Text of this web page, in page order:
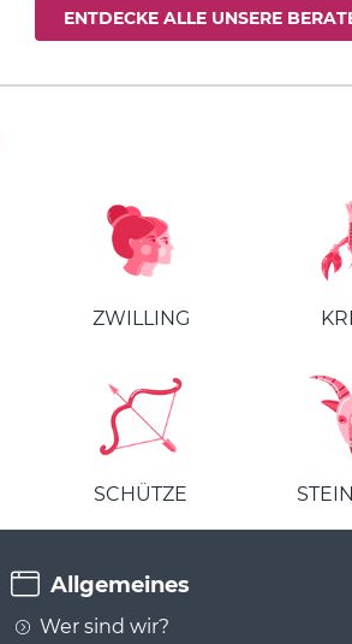
ENTDECKE ALLE UNSERE
ZWILLING
SCHÜTZE
Allgemeines
Wer sind wir?